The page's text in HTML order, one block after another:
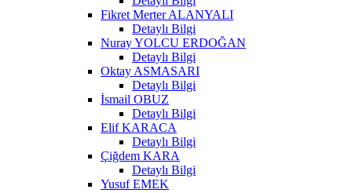
Fikret Merter ALANYALI
Detaylı Bilgi
Nuray YOLCU ERDOĞAN
Detaylı Bilgi
Oktay ASMASARI
Detaylı Bilgi
İsmail OBUZ
Detaylı Bilgi
Elif KARACA
Detaylı Bilgi
Çiğdem KARA
Detaylı Bilgi
Yusuf EMEK